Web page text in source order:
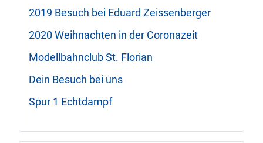
2019 Besuch bei Eduard Zeissenberger
2020 Weihnachten in der Coronazeit
Modellbahnclub St. Florian
Dein Besuch bei uns
Spur 1 Echtdampf